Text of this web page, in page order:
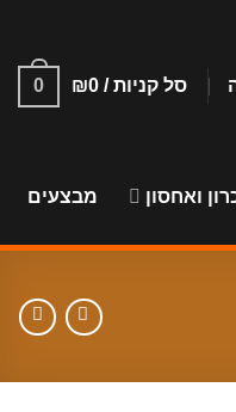
סל קניות / ₪0
0
ואחסון מבצעים